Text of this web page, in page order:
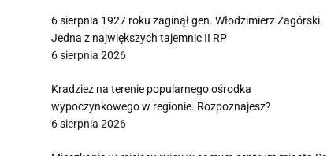
6 sierpnia 1927 roku zaginął gen. Włodzimierz Zagórski.
Jedna z największych tajemnic II RP
6 sierpnia 2026
Kradzież na terenie popularnego ośrodka
wypoczynkowego w regionie. Rozpoznajesz?
6 sierpnia 2026